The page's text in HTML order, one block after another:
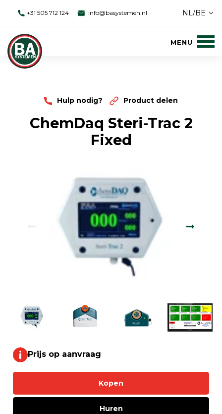
+31 505 712 124 info@basystemen.nl NL/BE
Hulp nodig? Product delen
ChemDaq Steri-Trac 2
Fixed
Prijs op aanvraag
Huren
Kopen